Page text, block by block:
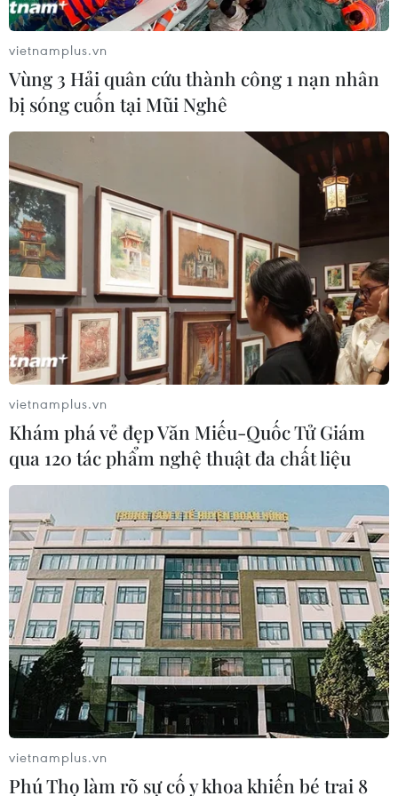
Người đi làm mệt nhoài vì cơn mưa lớn tại
Hà Nội vào sáng sớm
13/06/2017 03:47
Đến thời điểm 8 giờ, lượng mưa đo được tại Bắc Thăng
Long 33,9mm, Xuân Đỉnh 36,2mm. Hoàng Quốc Việt
30,9mm, Cầu Giấy 28,7mm, Nam Từ Liêm 54,9mm, Phú
Đô 42,9mm, Mễ Trì 25,1mm...
Ngập lớn trên nhiều tuyến phố, người Hà
Nội lội nước để đi làm
13/06/2017 03:53
Theo Công ty thoát nước Hà Nội Từ 7 giờ sáng nay
(13/6), trên địa bàn thành phố đã xảy ra mưa lớn.
vietnamplus.vn
Vùng 3 Hải quân cứu thành công 1 nạn nhân
bị sóng cuốn tại Mũi Nghê
vietnamplus.vn
Khám phá vẻ đẹp Văn Miếu-Quốc Tử Giám
qua 120 tác phẩm nghệ thuật đa chất liệu
vietnamplus.vn
Phú Thọ làm rõ sự cố y khoa khiến bé trai 8